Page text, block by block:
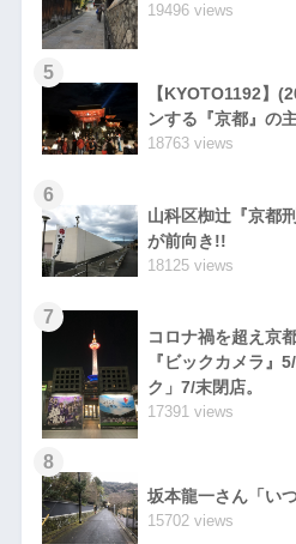
19496 views
5
【KYOTO1192】
ンする『京都』の
18763 views
6
山科区椥辻『京都
が前向き!!
18125 views
7
コロナ禍を超え京
『ビックカメラ』
ク」7/末閉店。
17391 views
8
坂本龍一さん「い
15702 views